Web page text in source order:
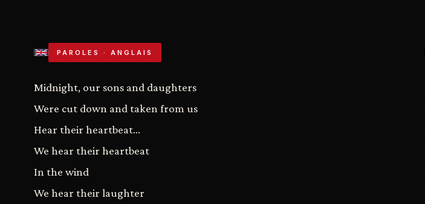
PAROLES · ANGLAIS
Midnight, our sons and daughters
Were cut down and taken from us
Hear their heartbeat...
We hear their heartbeat
In the wind
We hear their laughter